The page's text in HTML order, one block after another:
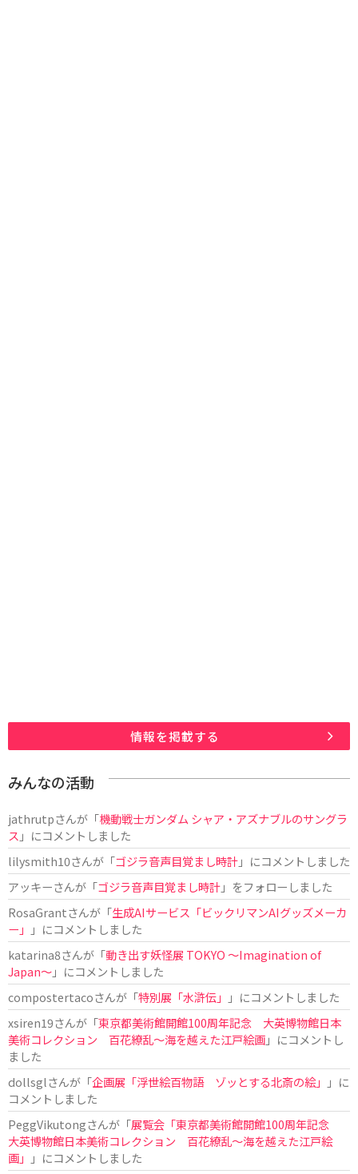
情報を掲載する
みんなの活動
jathrutpさんが「機動戦士ガンダム シャア・アズナブルのサングラ
ス 」にコメントしました
lilysmith10さんが「ゴジラ音声目覚まし時計」にコメントしました
アッキーさんが「ゴジラ音声目覚まし時計」をフォローしました
RosaGrantさんが「生成AIサービス「ビックリマンAIグッズメーカ
ー」
」にコメントしました
katarina8さんが「動き出す妖怪展 TOKYO 〜Imagination of
Japan〜」にコメントしました
compostertacoさんが「特別展「水滸伝」
」にコメントしました
xsiren19さんが「東京都美術館開館100周年記念 大英博物館日本
美術コレクション 百花繚乱～海を越えた江戸絵画」にコメントし
ました
dollsglさんが「企画展「浮世絵百物語 ゾッとする北斎の絵」
」に
コメントしました
PeggVikutongさんが「展覧会「東京都美術館開館100周年記念
大英博物館日本美術コレクション 百花繚乱〜海を越えた江戸絵
画」
」にコメントしました